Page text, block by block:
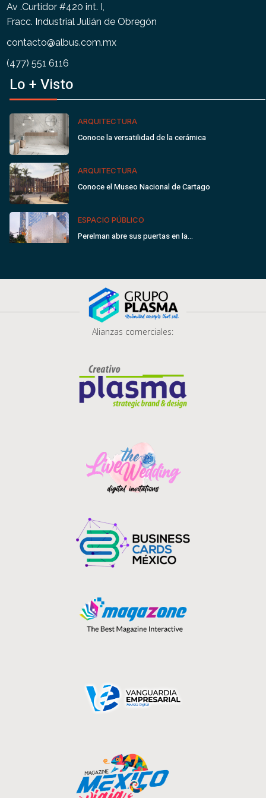
Av .Curtidor #420 int. I,
Fracc. Industrial Julián de Obregón
contacto@albus.com.mx
(477) 551 6116
Lo + Visto
ARQUITECTURA
Conoce la versatilidad de la cerámica
ARQUITECTURA
Conoce el Museo Nacional de Cartago
ESPACIO PÚBLICO
Perelman abre sus puertas en la…
Alianzas comerciales: